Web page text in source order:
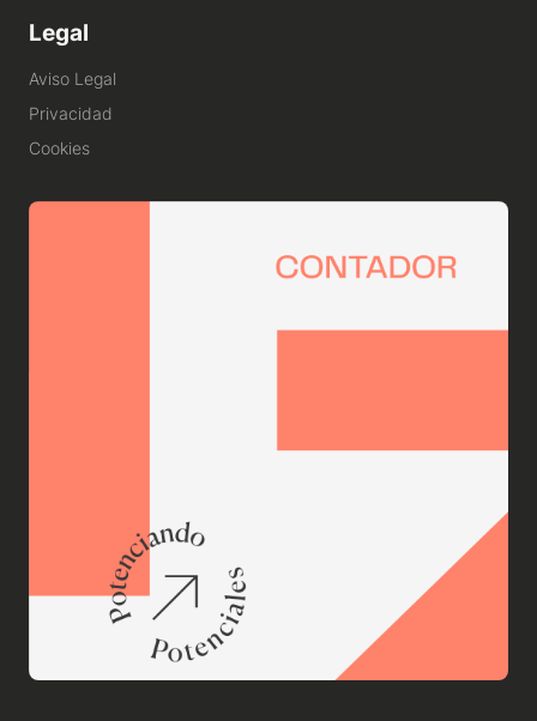
Servicios
Sobre el Centro
Legal
Aviso Legal
Privacidad
Cookies